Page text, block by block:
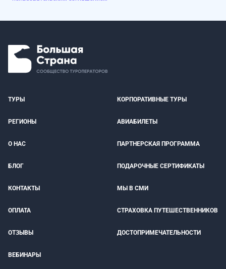
ТУРЫ КОРПОРАТИВНЫЕ ТУРЫ
РЕГИОНЫ АВИАБИЛЕТЫ
О НАС ПАРТНЕРСКАЯ ПРОГРАММА
БЛОГ ПОДАРОЧНЫЕ СЕРТИФИКАТЫ
КОНТАКТЫ МЫ В СМИ
ОПЛАТА СТРАХОВКА ПУТЕШЕСТВЕННИКОВ
ОТЗЫВЫ ДОСТОПРИМЕЧАТЕЛЬНОСТИ
ВЕБИНАРЫ